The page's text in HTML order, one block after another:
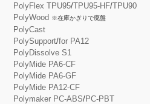
PolyFlex TPU95/TPU95-HF/TPU90
PolyWood ※在庫かぎりで廃盤
PolyCast
PolySupport/for PA12
PolyDissolve S1
PolyMide PA6-CF
PolyMide PA6-GF
PolyMide PA12-CF
Polymaker PC-ABS/PC-PBT